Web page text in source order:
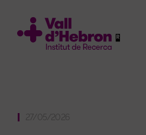
contenido
27/05/2026